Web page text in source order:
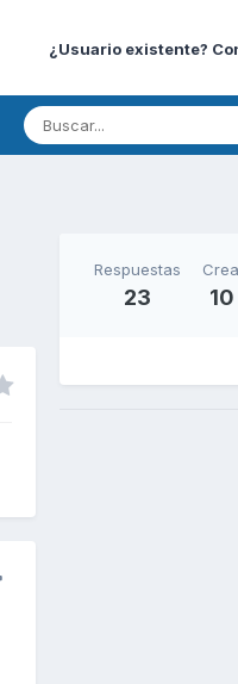
¿Usuario existente?
Respuestas
23 10